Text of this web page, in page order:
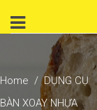
Home DỤNG CỤ
BÀN XOAY NHỰA